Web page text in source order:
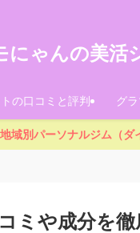
にゃんの美活
の口コミと評判 グ
域別パーソナルジム（ダ
ミや成分を徹